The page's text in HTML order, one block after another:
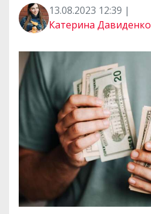
13.08.2023 12:39 |
Катерина Давиденко